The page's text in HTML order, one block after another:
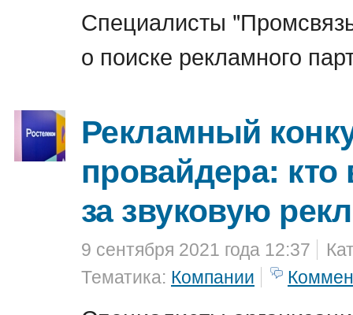
Специалисты
о поиске рекламного
Рекламный
провайдера: кто
за звуковую
9 сентября 2021 года 12:37
Тематика: Компании